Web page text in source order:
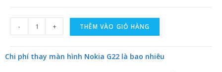
- + THÊM VÀO GIỎ HÀNG
Chi phí thay màn hình Nokia G22 là bao nhiêu